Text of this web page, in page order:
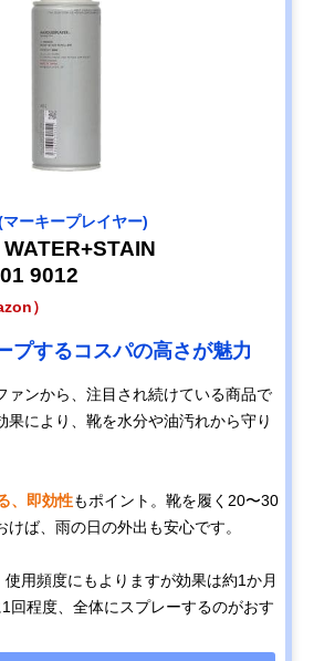
ーキープレイヤー)
9012
）
プするコスパの高さが魅力
ァンから、注目され続けている商品で
果により、靴を水分や油汚れから守り
、即効性もポイント。靴を履く20〜30
ば、雨の日の外出も安心です。
用頻度にもよりますが効果は約1か月
回程度、全体にスプレーするのがおす